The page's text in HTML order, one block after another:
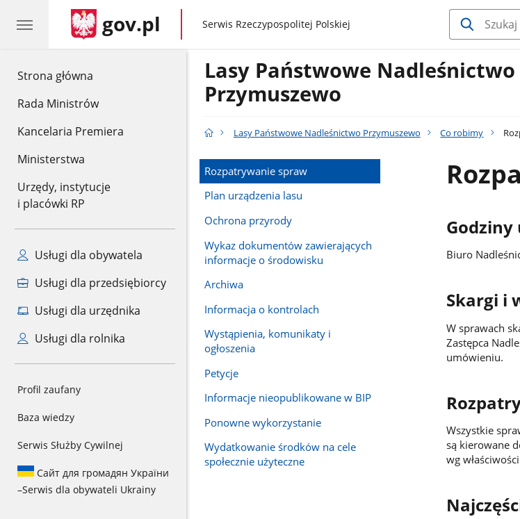
Strona główna
Rada Ministrów
Kancelaria Premiera
Ministerstwa
Urzędy, instytucje
i placówki RP
Usługi dla obywatela
Usługi dla przedsiębiorcy
Usługi dla urzędnika
Usługi dla rolnika
Profil zaufany
Baza wiedzy
Serwis Służby Cywilnej
Сайт для громадян України
–Serwis dla obywateli Ukrainy
gov.pl gov.pl
Serwis Rzeczypospolitej Polskiej
Lasy Państwowe Nadleśnictwo
Przymuszewo
Lasy Państwowe Nadleśnictwo Przymuszewo Co robimy
Rozpatrywanie spraw
Plan urządzenia lasu
Ochrona przyrody
Wykaz dokumentów zawierających
informacje o środowisku
Archiwa
Informacja o kontrolach
Wystąpienia, komunikaty i
ogłoszenia
Petycje
Informacje nieopublikowane w BIP
Ponowne wykorzystanie
Wydatkowanie środków na cele
społecznie użyteczne
Biuro
Skargi i
W sprawach
Zastępca
umówieniu.
Wszystkie
są kierowane
wg